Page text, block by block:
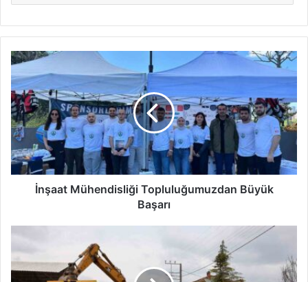
İnşaat
Mühendisliği
Topluluğumuzdan
Büyük
Başarı
İnşaat Mühendisliği Topluluğumuzdan Büyük
Başarı
bin
500